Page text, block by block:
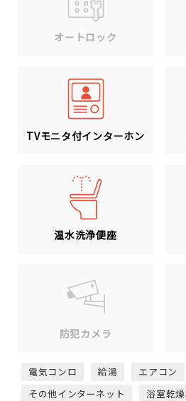
オートロック
TVモニタ付インターホン
温水洗浄便座
防犯カメラ
電気コンロ 給湯 エアコン
その他インターネット
浴室乾